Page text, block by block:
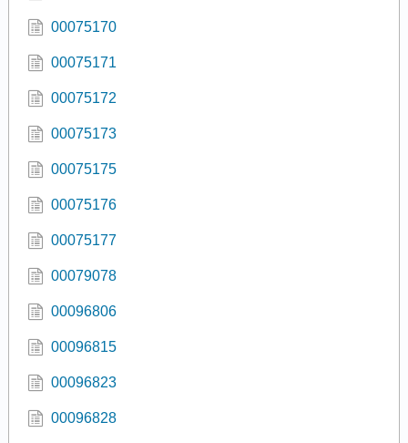
00075170
00075171
00075172
00075173
00075175
00075176
00075177
00079078
00096806
00096815
00096823
00096828